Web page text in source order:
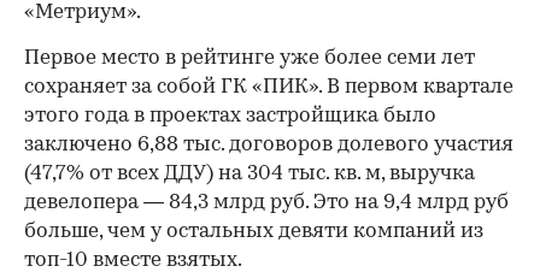
«Метриум».
Первое место в рейтинге уже более семи лет
сохраняет за собой ГК «ПИК». В первом квартале
этого года в проектах застройщика было
заключено 6,88 тыс. договоров долевого участия
(47,7% от всех ДДУ) на 304 тыс. кв. м, выручка
девелопера — 84,3 млрд руб. Это на 9,4 млрд руб
больше, чем у остальных девяти компаний из
топ-10 вместе взятых.